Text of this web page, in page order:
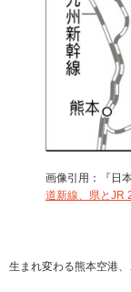
画像引用：『日
道新線、県とJR
生まれ変わる熊本空港